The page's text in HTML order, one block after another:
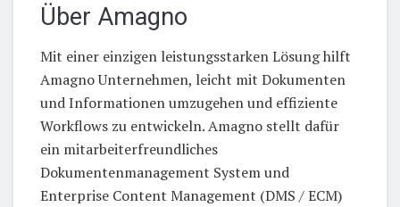
Über Amagno
Mit einer einzigen leistungsstarken Lösung hilft
Amagno Unternehmen, leicht mit Dokumenten
und Informationen umzugehen und effiziente
Workflows zu entwickeln. Amagno stellt dafür
ein mitarbeiterfreundliches
Dokumentenmanagement System und
Enterprise Content Management (DMS / ECM)